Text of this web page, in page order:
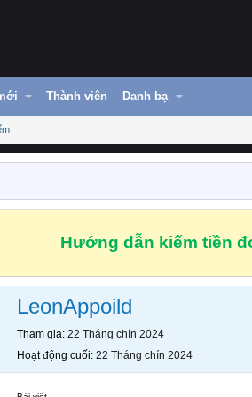
Thành viên Danh bạ
Hướng dẫn kiếm tiền
LeonAppoild
Tham gia 22 Tháng chín 2024
Hoạt động cuối 22 Tháng chín 2024